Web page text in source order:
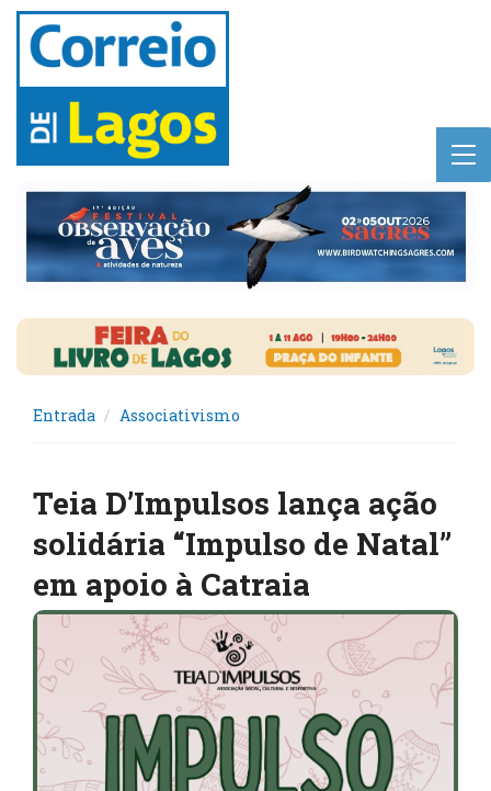
Entrada Associativismo
Teia D’Impulsos lança ação
solidária “Impulso de Natal”
em apoio à Catraia